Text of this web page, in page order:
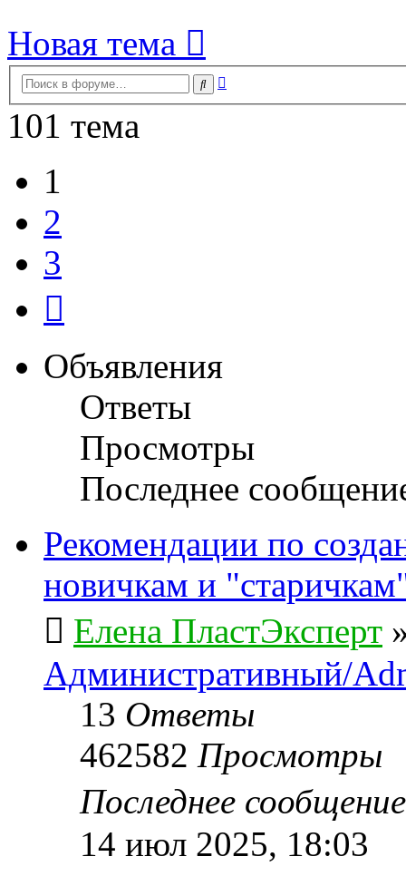
Новая тема
Поиск
101 тема
1
2
3
Объявления
Ответы
Просмотры
Последнее
Рекомендации по
новичкам и
Елена ПластЭксперт
Административный/
13 Ответы
462582 Просмотры
Последнее
14 июл 2025, 18:03